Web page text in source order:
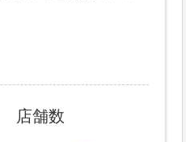
店舗数